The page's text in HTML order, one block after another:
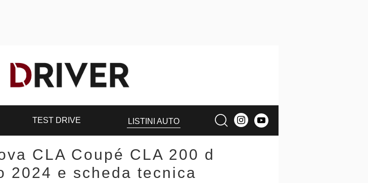
TEST DRIVE LISTINI AUTO
CLA Coupé CLA 200 d
2024 e scheda tecnica